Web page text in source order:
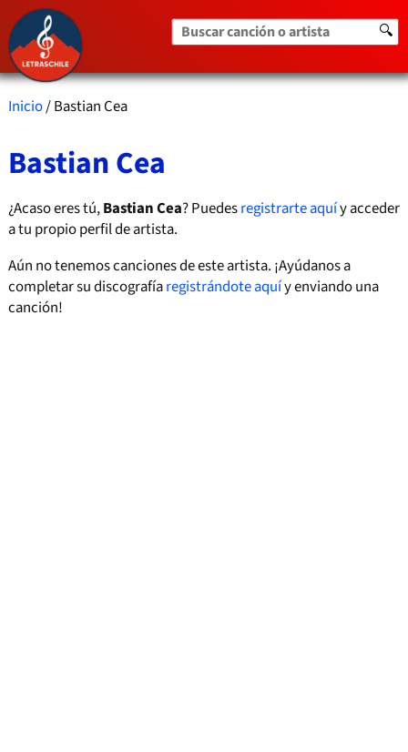
Buscar canción o artista 🔍
Inicio/ Bastian Cea
Bastian Cea
¿Acaso eres tú,Bastian Cea? Puedesregistrarte aquíy acceder
a tu propio perfil de artista.
Aún no tenemos canciones de este artista. ¡Ayúdanos a
completar su discografíaregistrándote aquíy enviando una
canción!